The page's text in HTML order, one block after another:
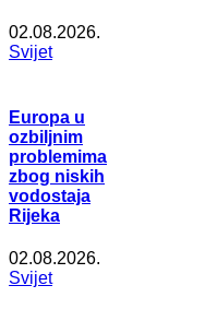
02.08.2026.
Svijet
Europa u
ozbiljnim
problemima
zbog niskih
vodostaja
Rijeka
02.08.2026.
Svijet